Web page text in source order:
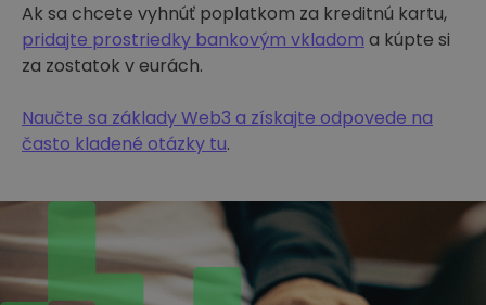
Ak sa chcete vyhnúť poplatkom za kreditnú kartu,
pridajte prostriedky bankovým vkladom a kúpte si
za zostatok v eurách.
Naučte sa základy Web3 a získajte odpovede na
často kladené otázky tu.